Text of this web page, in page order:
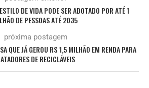
DE VIDA PODE SER ADOTADO POR ATÉ 1
DE PESSOAS ATÉ 2035
próxima postagem
QUE JÁ GEROU R$ 1,5 MILHÃO EM RENDA PARA
DE RECICLÁVEIS